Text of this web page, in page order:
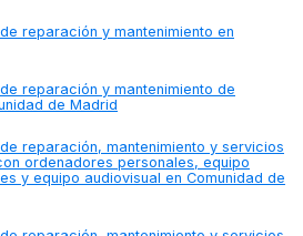
reparación y mantenimiento en
reparación y mantenimiento de
de Madrid
reparación, mantenimiento y servicios
ordenadores personales, equipo
y equipo audiovisual en Comunidad de